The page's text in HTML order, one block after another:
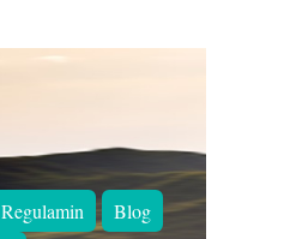
Regulamin
Blog